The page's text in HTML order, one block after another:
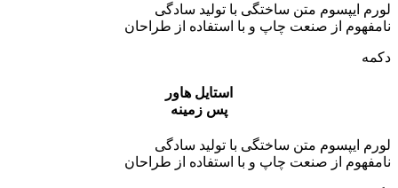
لورم ایپسوم متن ساختگی با تولید سادگی
نامفهوم از صنعت چاپ و با استفاده از طراحان
دکمه
استایل هاور
پس زمینه
لورم ایپسوم متن ساختگی با تولید سادگی
نامفهوم از صنعت چاپ و با استفاده از طراحان